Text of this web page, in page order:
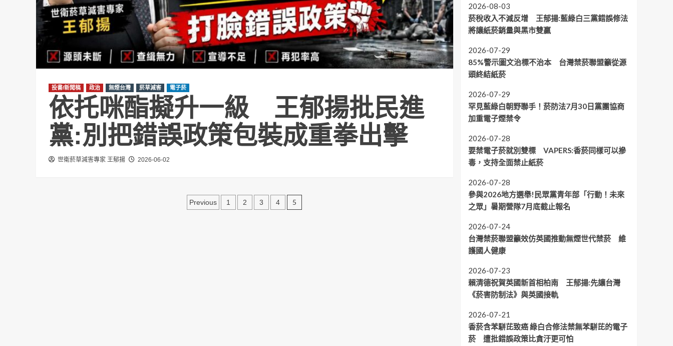
投書/新聞稿 政治 無煙台灣 菸草減害 電子菸
依托咪酯擬升一級 王郁揚批民進
黨:別把錯誤政策包裝成重拳出擊
世衛菸草減害專家 王郁揚 2026-06-02
文
Previous 1 2 3 4 5
2026-08-03
菸稅收入不減反增 王郁揚:藍綠白三黨錯誤修法
將讓紙菸銷量與黑市雙贏
2026-07-29
85%警示圖文治標不治本 台灣禁菸聯盟籲從源
頭終結紙菸
2026-07-29
罕見藍綠白朝野聯手！菸防法7月30日黨團協商
加重電子煙禁令
2026-07-28
要禁電子菸就別雙標 VAPERS:香菸同樣可以摻
毒，支持全面禁止紙菸
2026-07-28
參與2026地方選舉!民眾黨青年部「行動！未來
之眾」暑期營隊7月底截止報名
2026-07-24
台灣禁菸聯盟籲效仿英國推動無煙世代禁菸 維
護國人健康
2026-07-23
賴清德祝賀英國新首相柏南 王郁揚:先讓台灣
《菸害防制法》與英國接軌
2026-07-21
香菸含苯駢芘致癌 綠白合修法禁無苯駢芘的電子
菸 遭批錯誤政策比貪汙更可怕